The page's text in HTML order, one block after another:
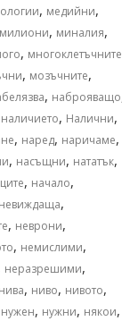
, медийни,
милиони, миналия,
, многоклетъчните
, мозъчните,
, наброяващо
наличието, Налични,
, наред, наричаме,
, насъщни, нататък,
, начало,
невиждаща,
, неврони,
, немислими,
неразрешими,
нива, ниво, нивото,
нужен, нужни, някои,